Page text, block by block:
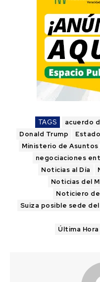
TAGS
acuerdo
Donald Trump
Ministerio de
negociaciones
Noticias al Día
Noticias del
Noticiero
Suiza posible sede
Última Hora